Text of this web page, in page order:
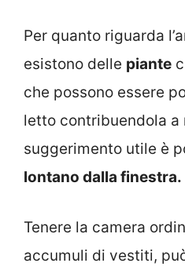
Per quanto riguarda
esistono delle piante
che possono essere
letto contribuendola a
suggerimento utile è
lontano dalla finestra.
Tenere la camera
accumuli di vestiti,